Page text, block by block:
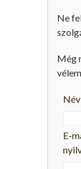
Ne
Még
Név
E-